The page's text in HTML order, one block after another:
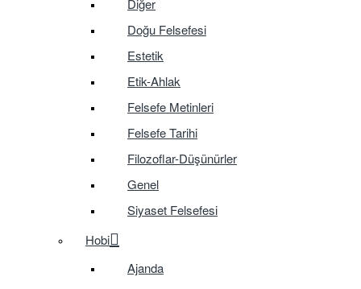
Doğu Felsefesi
Estetik
Etik-Ahlak
Felsefe Metinleri
Felsefe Tarihi
Filozoflar-Düşünürler
Genel
Siyaset Felsefesi
Hobi
Ajanda